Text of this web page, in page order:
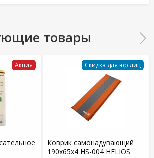
товары
Акция Скидка для юр.лиц
Коврик самонадувающий
190х65х4 HS-004 HELIOS